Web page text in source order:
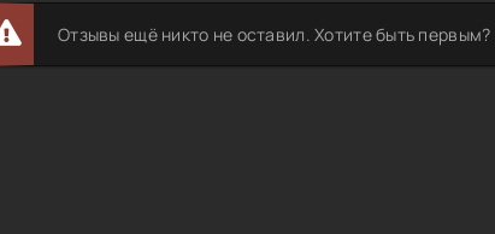
Отзывы ещё никто не оставил. Хотите быть первым?